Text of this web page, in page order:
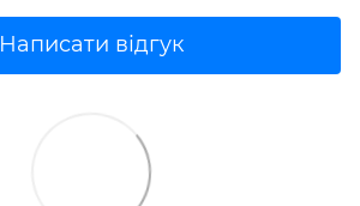
Написати відгук